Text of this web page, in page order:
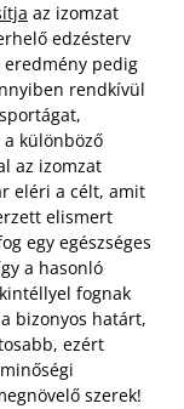
az izomzat
edzésterv
eredmény pedig
rendkívül
a különböző
az izomzat
eléri a célt, amit
elismert
egy egészséges
a hasonló
fognak
bizonyos határt,
ezért
szerek!